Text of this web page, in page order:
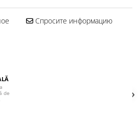
Спросите информацию
de